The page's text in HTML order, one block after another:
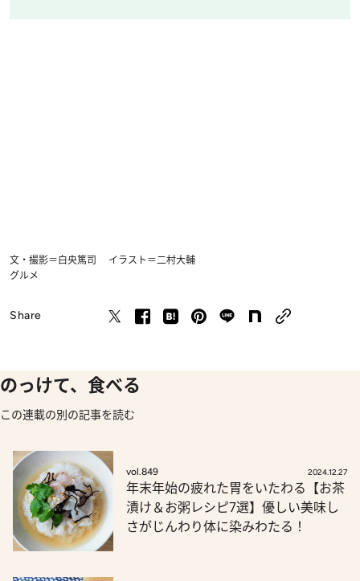
文・撮影＝白央篤司 イラスト＝二村大輔
グルメ
Share
のっけて、食べる
この連載の別の記事を読む
vol.849 2024.12.27
年末年始の疲れた胃をいたわる【お茶
漬け＆お粥レシピ7選】優しい美味し
さがじんわり体に染みわたる！